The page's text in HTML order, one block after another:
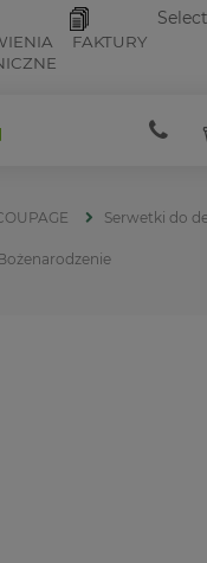
FAKTURY
Serwetki do